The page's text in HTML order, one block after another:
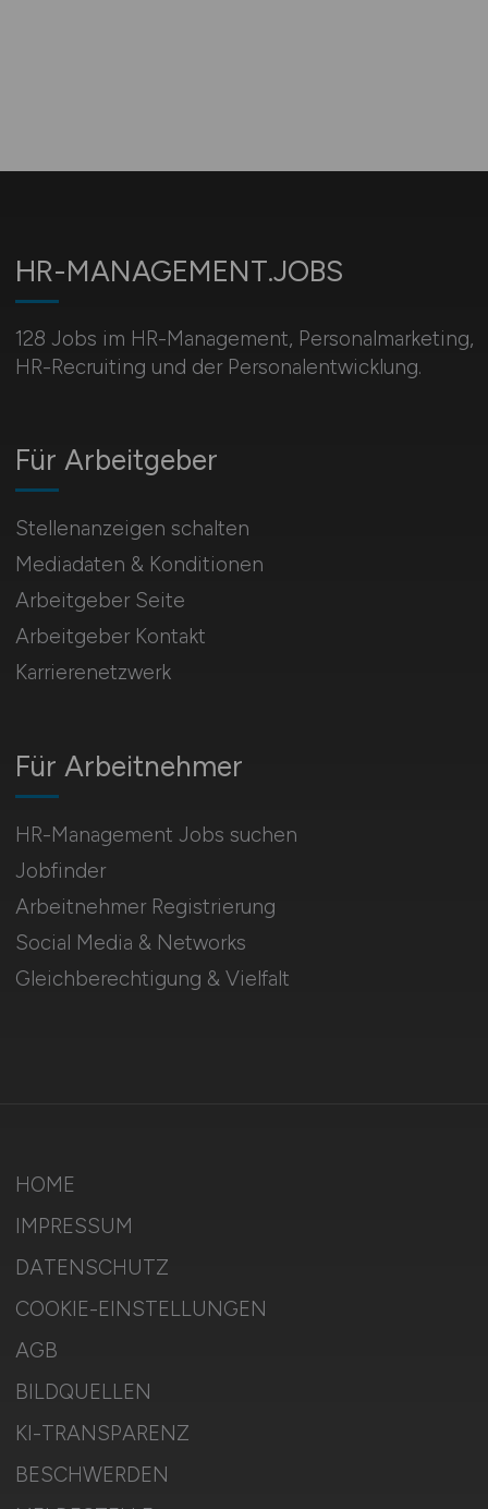
HR-MANAGEMENT.JOBS
128 Jobs im HR-Management, Personal­marketing,
HR-Recruiting und der Personalentwicklung.
Für Arbeitnehmer
HR-Management Jobs suchen
Jobfinder
Arbeitnehmer Registrierung
Social Media & Networks
Gleichberechtigung & Vielfalt
Für Arbeitgeber
Stellenanzeigen schalten
Mediadaten & Konditionen
Arbeitgeber Seite
Arbeitgeber Kontakt
Karrierenetzwerk
HOME
IMPRESSUM
DATENSCHUTZ
COOKIE-EINSTELLUNGEN
AGB
BILDQUELLEN
KI-TRANSPARENZ
BESCHWERDEN